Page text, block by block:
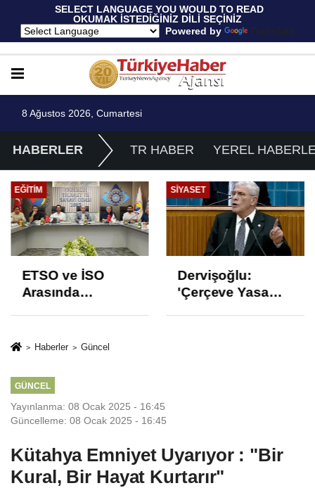
SELECT LANGUAGE YOU WOULD TO READ
OKUMAK İSTEDİĞİNİZ DİLİ SEÇİNİZ
Powered by
Translate
8 Ağustos 2026, Cumartesi
HABERLER TR HABER YEREL
SIYASET
Dervişoğlu:
'Çerçeve Yasa
ve İhanet
GÜNCEL
Araçtan izmarit ve
çöp atanlara
Haberler Güncel
GÜNCEL
Yayınlanma: 08 Ocak 2025 - 16:45
Güncelleme: 08 Ocak 2025 - 16:45
Kütahya Emniyet Uyarıyor : "Bir
Kural, Bir Hayat Kurtarır"